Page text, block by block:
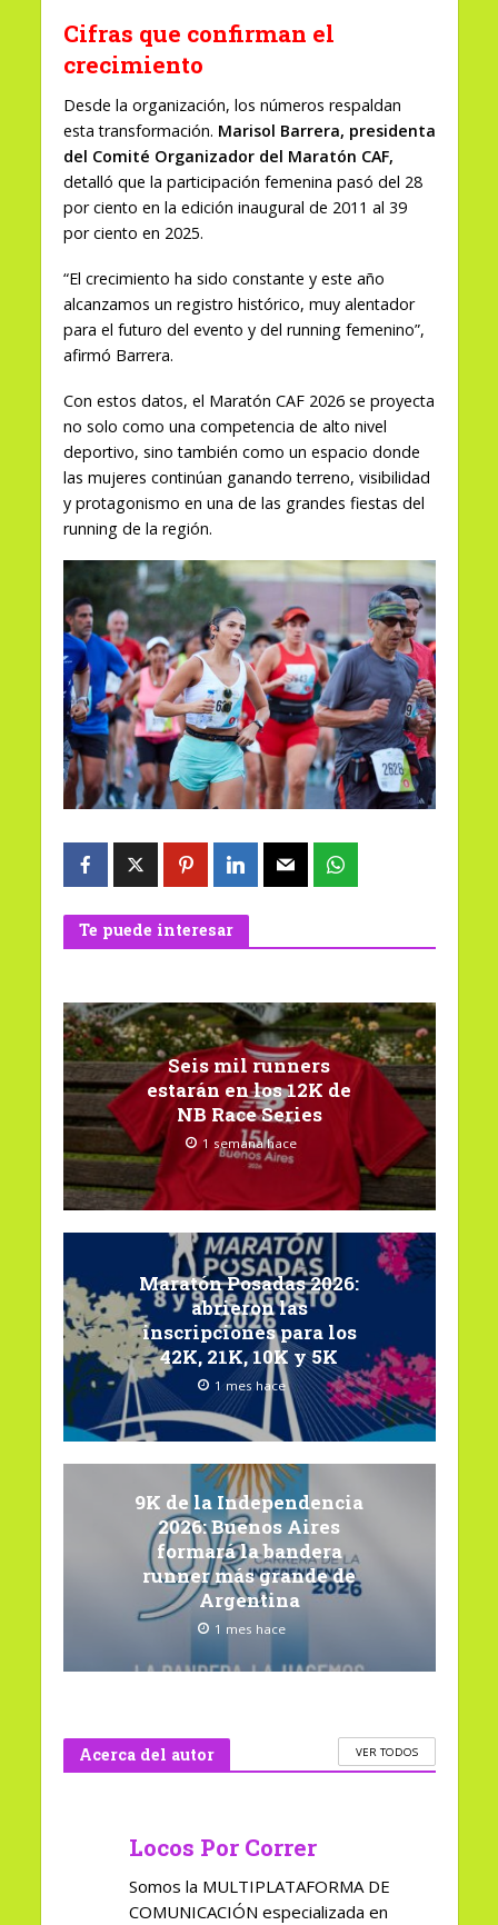
Cifras que confirman el
crecimiento
Desde la organización, los números respaldan
esta transformación. Marisol Barrera, presidenta
del Comité Organizador del Maratón CAF,
detalló que la participación femenina pasó del 28
por ciento en la edición inaugural de 2011 al 39
por ciento en 2025.
“El crecimiento ha sido constante y este año
alcanzamos un registro histórico, muy alentador
para el futuro del evento y del running femenino”,
afirmó Barrera.
Con estos datos, el Maratón CAF 2026 se proyecta
no solo como una competencia de alto nivel
deportivo, sino también como un espacio donde
las mujeres continúan ganando terreno, visibilidad
y protagonismo en una de las grandes fiestas del
running de la región.
Te puede interesar
Seis mil runners
estarán en los 12K de
NB Race Series
1 semana hace
Maratón Posadas 2026:
abrieron las
inscripciones para los
42K, 21K, 10K y 5K
1 mes hace
9K de la Independencia
2026: Buenos Aires
formará la bandera
runner más grande de
Argentina
1 mes hace
Acerca del autor VER TODOS
Locos Por Correr
Somos la MULTIPLATAFORMA DE
COMUNICACIÓN especializada en